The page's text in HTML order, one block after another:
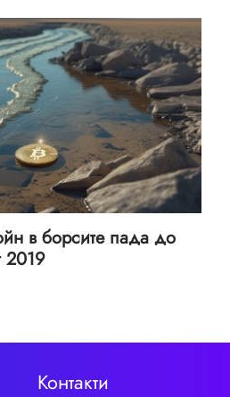
в борсите пада до
2019
Контакти